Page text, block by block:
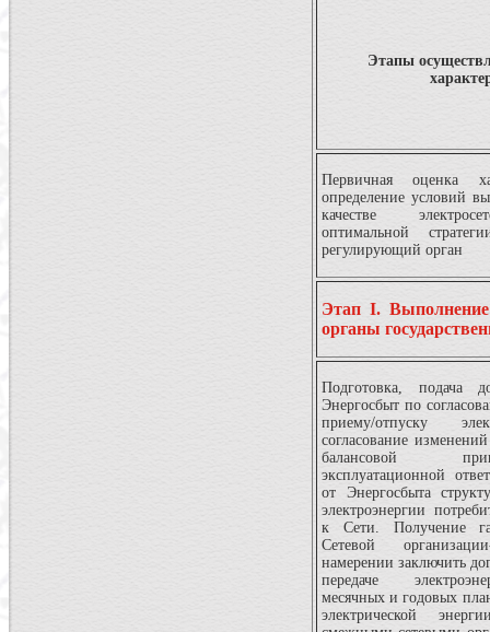
Этапы
Первичная оценка
определение условий
качестве
оптимальной
регулирующий орган
Этап I. Выполнение
органы
Подготовка, подача
Энергосбыт по
приему/отпуску
согласование
балансовой
эксплуатационной
от Энергосбыта
электроэнергии
к Сети. Получение
Сетевой
намерении заключить
передаче
месячных и годовых
электрической